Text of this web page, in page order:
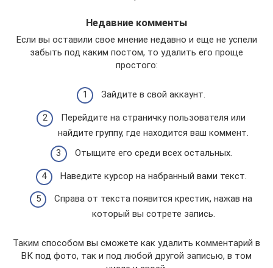
Недавние комменты
Если вы оставили свое мнение недавно и еще не успели
забыть под каким постом, то удалить его проще
простого:
Зайдите в свой аккаунт.
Перейдите на страничку пользователя или
найдите группу, где находится ваш коммент.
Отыщите его среди всех остальных.
Наведите курсор на набранный вами текст.
Справа от текста появится крестик, нажав на
который вы сотрете запись.
Таким способом вы сможете как удалить комментарий в
ВК под фото, так и под любой другой записью, в том